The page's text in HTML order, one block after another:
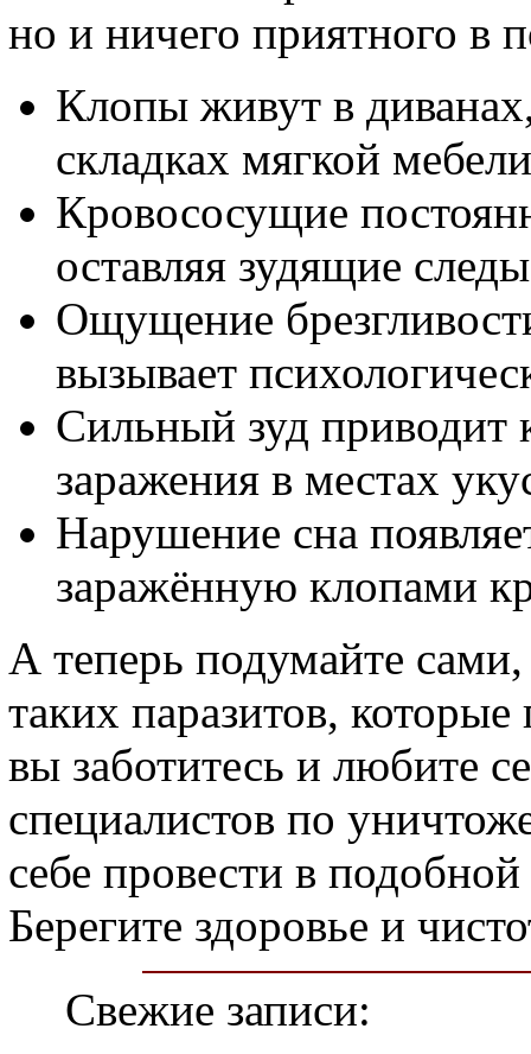
но и ничего приятного в
Клопы живут в
складках мягкой
Кровососущие
оставляя зудящие
Ощущение
вызывает
Сильный зуд приводит
заражения в местах
Нарушение сна
заражённую клопами
А теперь подумайте
таких паразитов,
вы заботитесь и любите
специалистов по
себе провести в
Берегите здоровье и
Свежие записи: